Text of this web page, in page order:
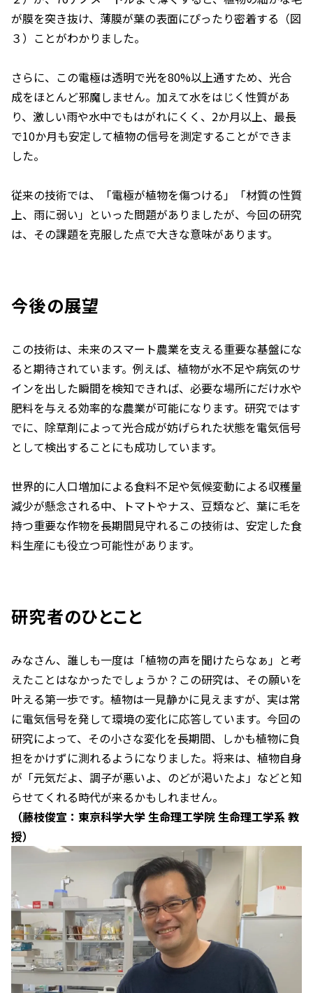
が膜を突き抜け、薄膜が葉の表面にぴったり密着する（図
３）ことがわかりました。
さらに、この電極は透明で光を80%以上通すため、光合
成をほとんど邪魔しません。加えて水をはじく性質があ
り、激しい雨や水中でもはがれにくく、2か月以上、最長
で10か月も安定して植物の信号を測定することができま
した。
従来の技術では、「電極が植物を傷つける」「材質の性質
上、雨に弱い」といった問題がありましたが、今回の研究
は、その課題を克服した点で大きな意味があります。
今後の展望
この技術は、未来のスマート農業を支える重要な基盤にな
ると期待されています。例えば、植物が水不足や病気のサ
インを出した瞬間を検知できれば、必要な場所にだけ水や
肥料を与える効率的な農業が可能になります。研究ではす
でに、除草剤によって光合成が妨げられた状態を電気信号
として検出することにも成功しています。
世界的に人口増加による食料不足や気候変動による収穫量
減少が懸念される中、トマトやナス、豆類など、葉に毛を
持つ重要な作物を長期間見守れるこの技術は、安定した食
料生産にも役立つ可能性があります。
研究者のひとこと
みなさん、誰しも一度は「植物の声を聞けたらなぁ」と考
えたことはなかったでしょうか？この研究は、その願いを
叶える第一歩です。植物は一見静かに見えますが、実は常
に電気信号を発して環境の変化に応答しています。今回の
研究によって、その小さな変化を長期間、しかも植物に負
担をかけずに測れるようになりました。将来は、植物自身
が「元気だよ、調子が悪いよ、のどが渇いたよ」などと知
らせてくれる時代が来るかもしれません。
（藤枝俊宣：東京科学大学 生命理工学院 生命理工学系 教
授）